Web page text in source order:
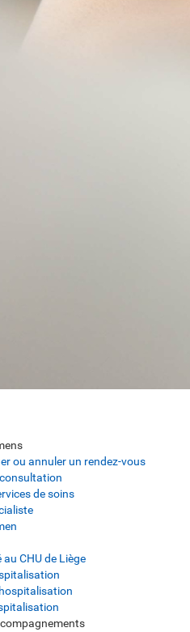
ou annuler un rendez-vous
de soins
CHU de Liège